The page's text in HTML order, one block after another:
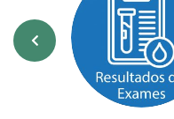
‹